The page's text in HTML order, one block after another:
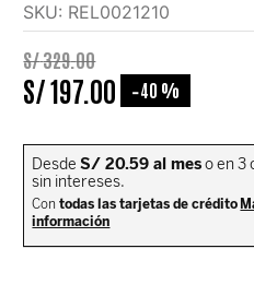
SKU: REL0021210
S/329.00
S/197. 00 -40 %